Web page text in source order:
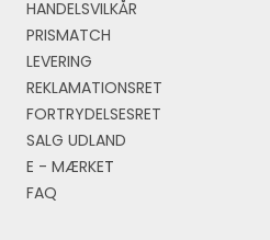
HANDELSVILKÅR
PRISMATCH
LEVERING
REKLAMATIONSRET
FORTRYDELSESRET
SALG UDLAND
E - MÆRKET
FAQ